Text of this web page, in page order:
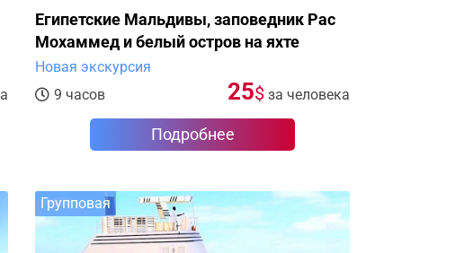
Египетские Мальдивы, заповедник Рас
Мохаммед и белый остров на яхте
Новая экскурсия
9 часов
25$ за человека
Подробнее
Групповая